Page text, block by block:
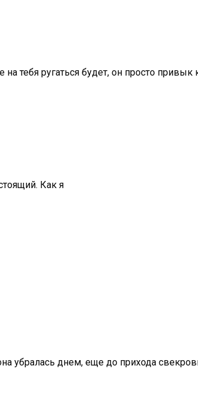
тебя ругаться будет, он просто
Как я
убралась днем, еще до прихода